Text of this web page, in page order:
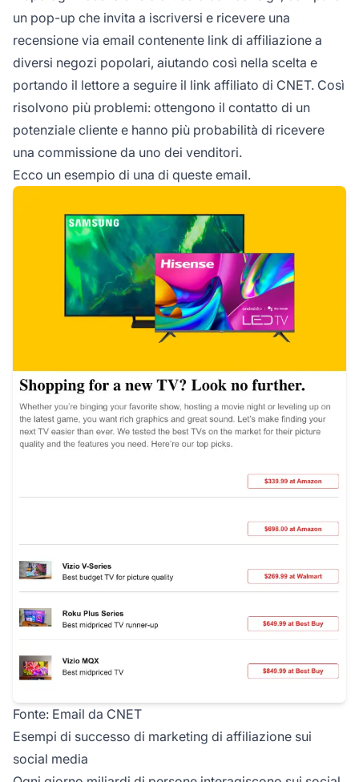
un pop-up che invita a iscriversi e ricevere una
recensione via email contenente link di affiliazione a
diversi negozi popolari, aiutando così nella scelta e
portando il lettore a seguire il link affiliato di CNET. Così
risolvono più problemi: ottengono il contatto di un
potenziale cliente e hanno più probabilità di ricevere
una commissione da uno dei venditori.
Ecco un esempio di una di queste email.
Fonte: Email da CNET
Esempi di successo di marketing di affiliazione sui
social media